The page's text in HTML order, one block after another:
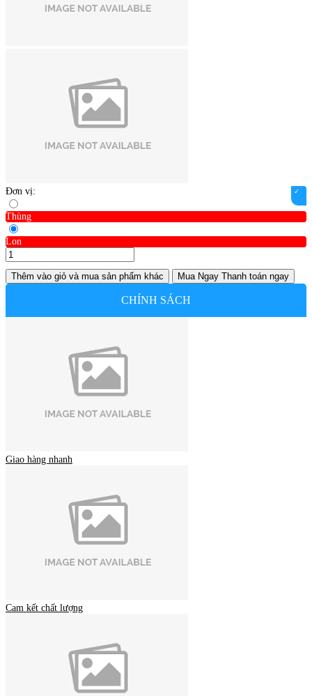
Đơn vị:
Thùng
Lon
Thêm vào giỏ và mua sản phẩm khác Mua Ngay Thanh toán ngay
CHÍNH SÁCH
Giao hàng nhanh
Cam kết chất lượng